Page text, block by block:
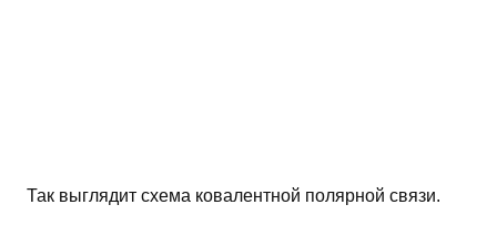
Так выглядит схема ковалентной полярной связи.